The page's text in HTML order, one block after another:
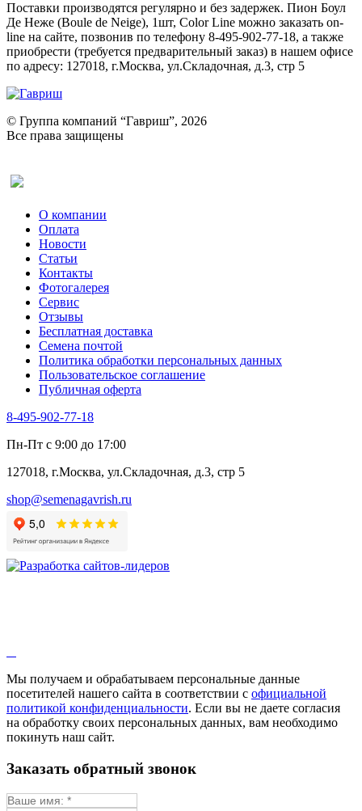
Поставки производятся регулярно и без задержек. Пион Боул
Де Неже (Boule de Neige), 1шт, Color Line можно заказать on-
line на сайте, позвонив по телефону 8-495-902-77-18, а также
приобрести (требуется предварительный заказ) в нашем офисе
по адресу: 127018, г.Москва, ул.Складочная, д.3, стр 5
© Группа компаний “Гавриш”, 2026
Все права защищены
О компании
Оплата
Новости
Статьи
Контакты
Фотогалерея​
Сервис
Отзывы
Бесплатная доставка
Семена почтой
Политика обработки персональных данных
Пользовательское соглашение
Публичная оферта
8-495-902-77-18
Пн-Пт с 9:00 до 17:00
127018, г.Москва, ул.Складочная, д.3, стр 5
shop@semenagavrish.ru
Мы получаем и обрабатываем персональные данные
посетителей нашего сайта в соответствии с официальной
политикой конфиденциальности. Если вы не даете согласия
на обработку своих персональных данных, вам необходимо
покинуть наш сайт.
Заказать обратный звонок